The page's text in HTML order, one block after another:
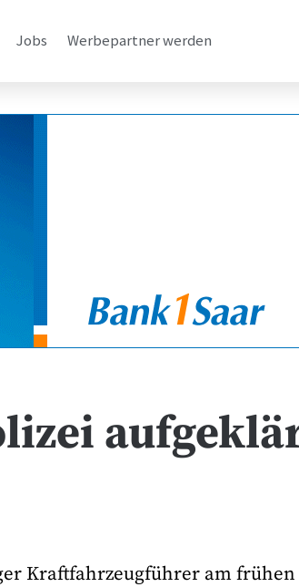
Jobs Werbepartner werden
Kraftfahrzeugführer am frühen